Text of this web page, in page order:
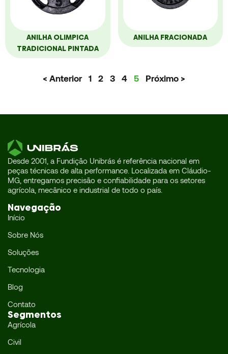
ANILHA OLIMPICA
TRADICIONAL PINTADA
ANILHA FRACIONADA
< Anterior 1 2 3 4 5 Próximo >
Desde 2001, a Fundição Unibrás é referência nacional em
peças técnicas de alta performance. Localizada em Cláudio-
MG, entregamos precisão e confiabilidade para os setores
agrícola, mecânico e industrial de todo o país.
Navegação
Início
Sobre Nós
Soluções
Tecnologia
Blog
Contato
Segmentos
Agrícola
Civil